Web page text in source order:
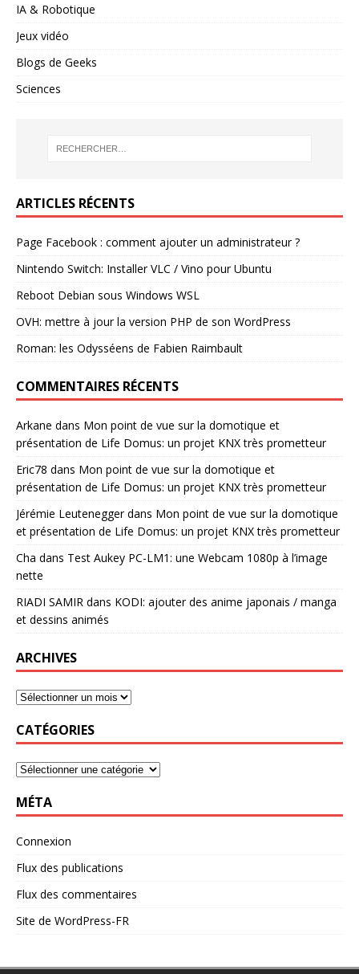
IA & Robotique
Jeux vidéo
Blogs de Geeks
Sciences
ARTICLES RÉCENTS
Page Facebook : comment ajouter un administrateur ?
Nintendo Switch: Installer VLC / Vino pour Ubuntu
Reboot Debian sous Windows WSL
OVH: mettre à jour la version PHP de son WordPress
Roman: les Odysséens de Fabien Raimbault
COMMENTAIRES RÉCENTS
Arkane dans Mon point de vue sur la domotique et
présentation de Life Domus: un projet KNX très prometteur
Eric78 dans Mon point de vue sur la domotique et
présentation de Life Domus: un projet KNX très prometteur
Jérémie Leuteneggerdans Mon point de vue sur la domotique
et présentation de Life Domus: un projet KNX très prometteur
Cha dans Test Aukey PC-LM1: une Webcam 1080p à l’image
nette
RIADI SAMIR dans KODI: ajouter des anime japonais / manga
et dessins animés
ARCHIVES
CATÉGORIES
MÉTA
Connexion
Flux des publications
Flux des commentaires
Site de WordPress-FR